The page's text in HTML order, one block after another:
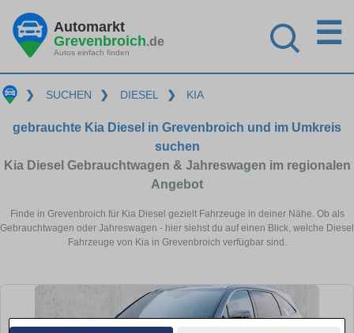
Automarkt
Grevenbroich.de
Autos einfach finden
☰
❯ SUCHEN ❯ DIESEL ❯ KIA
gebrauchte Kia Diesel in Grevenbroich und im Umkreis
suchen
Kia Diesel Gebrauchtwagen & Jahreswagen im regionalen
Angebot
Finde in Grevenbroich für Kia Diesel gezielt Fahrzeuge in deiner Nähe. Ob als
Gebrauchtwagen oder Jahreswagen - hier siehst du auf einen Blick, welche Diesel
Fahrzeuge von Kia in Grevenbroich verfügbar sind.